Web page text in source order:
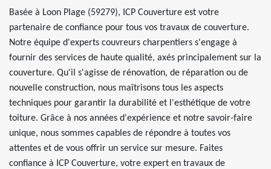
Basée à Loon Plage (59279), ICP Couverture est votre
partenaire de confiance pour tous vos travaux de couverture.
Notre équipe d'experts couvreurs charpentiers s'engage à
fournir des services de haute qualité, axés principalement sur la
couverture. Qu'il s'agisse de rénovation, de réparation ou de
nouvelle construction, nous maîtrisons tous les aspects
techniques pour garantir la durabilité et l'esthétique de votre
toiture. Grâce à nos années d'expérience et notre savoir-faire
unique, nous sommes capables de répondre à toutes vos
attentes et de vous offrir un service sur mesure. Faites
confiance à ICP Couverture, votre expert en travaux de